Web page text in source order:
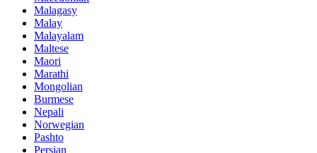
Malagasy
Malay
Malayalam
Maltese
Maori
Marathi
Mongolian
Burmese
Nepali
Norwegian
Pashto
Persian